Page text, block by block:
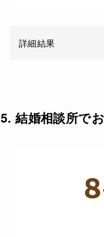
詳細結果
5. 結婚相談所で